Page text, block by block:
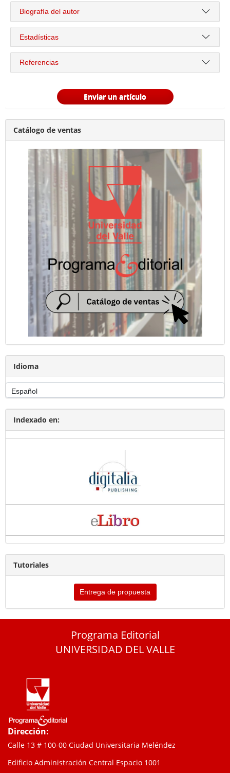
Biografía del autor
Estadísticas
Referencias
Enviar un artículo
Catálogo de ventas
Idioma
Indexado en:
Tutoriales
Entrega de propuesta
Programa Editorial
UNIVERSIDAD DEL VALLE
Dirección:
Calle 13 # 100-00 Ciudad Universitaria Meléndez
Edificio Administración Central Espacio 1001